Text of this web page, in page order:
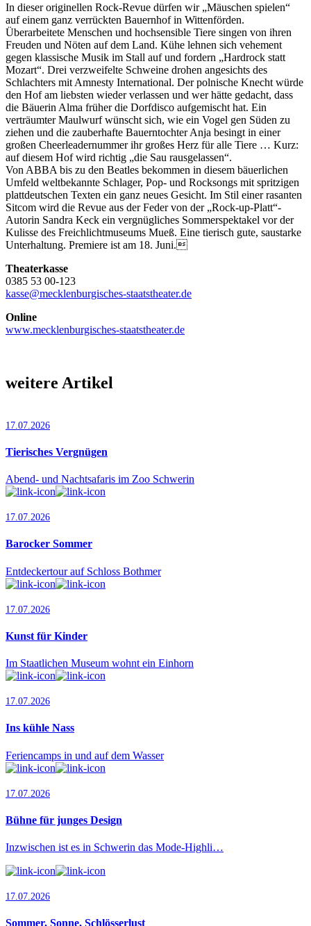
In dieser originellen Rock-Revue dürfen wir „Mäuschen spielen“
auf einem ganz verrückten Bauernhof in Wittenförden.
Überarbeitete Menschen und hochsensible Tiere singen von ihren
Freuden und Nöten auf dem Land. Kühe lehnen sich vehement
gegen klassische Musik im Stall auf und fordern „Hardrock statt
Mozart“. Drei verzweifelte Schweine drohen angesichts des
Schlachters mit Amnesty International. Der polnische Knecht würde
den Hof am liebsten wieder verlassen und wer hätte gedacht, dass
die Bäuerin Alma früher die Dorfdisco aufgemischt hat. Ein
verträumter Maulwurf wünscht sich, wie ein Vogel gen Süden zu
ziehen und die zauberhafte Bauerntochter Anja besingt in einer
großen Cheerleadernummer ihr großes Herz für alle Tiere … Kurz:
auf diesem Hof wird richtig „die Sau rausgelassen“.
Von ABBA bis zu den Beatles bekommen in diesem bäuerlichen
Umfeld weltbekannte Schlager, Pop- und Rocksongs mit spritzigen
plattdeutschen Texten ein ganz neues Gesicht. Im Stil einer rasanten
Sitcom wird die Revue aus der Feder von der „Rock-up-Platt“-
Autorin Sandra Keck ein vergnügliches Sommerspektakel vor der
Kulisse des Freichlichtmuseums Mueß. Eine tierisch gute, saustarke
Unterhaltung. Premiere ist am 18. Juni.
Theaterkasse
0385 53 00-123
kasse@mecklenburgisches-staatstheater.de
Online
www.mecklenburgisches-staatstheater.de
weitere Artikel
17.07.2026
Tierisches Vergnügen
Abend- und Nachtsafaris im Zoo Schwerin
17.07.2026
Barocker Sommer
Entdeckertour auf Schloss Bothmer
17.07.2026
Kunst für Kinder
Im Staatlichen Museum wohnt ein Einhorn
17.07.2026
Ins kühle Nass
Feriencamps in und auf dem Wasser
17.07.2026
Bühne für junges Design
Inzwischen ist es in Schwerin das Mode-Highli…
17.07.2026
Sommer, Sonne, Schlösserlust